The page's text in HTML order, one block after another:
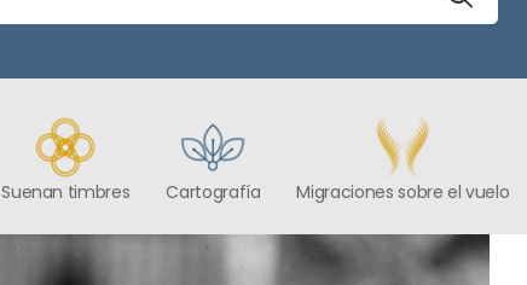
Suenan timbres Cartografía Migraciones sobre el vuelo